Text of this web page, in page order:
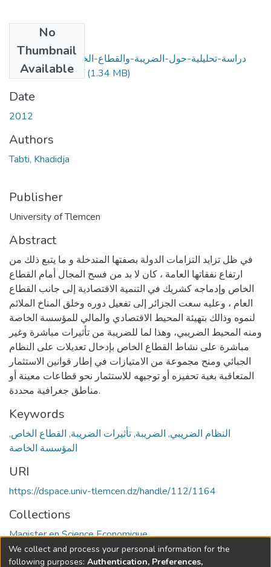
No
Thumbnail
Available
دراسة-تحليلية-حول-الضريبة-والقطاع-الخاص-"دراسة-حالة-
ولاية-تلمسان-".pdf (1.34 MB)
Date
2012
Authors
Tabti, Khadidja
Publisher
University of Tlemcen
Abstract
في ظل تزايد التزامات الدولة بصفتها المتدخلة و ما يتبع ذلك من
ارتفاع نفقاتها العامة ، كان لا بد من فسح المجال أمام القطاع
الخاص وإدماجه كشريك في التنمية الاقتصادية إلى جانب القطاع
العام ، وعليه سعت الجزائر إلى تفعيل دوره وخلق المناخ الملائم
لنموه وذالك بتهيئة المحيط الاقتصادي والمالي للمؤسسة الخاصة
ومنه المحيط الضريبي، وهذا لما للضريبة من تأثيرات مباشرة وغير
مباشرة على نشاط القطاع الخاص بإدخال تعديلات على النظام
الجبائي ومنح مجموعة من الامتيازات في إطار قوانين الاستثمار
المتعاقبة بغية تحفيزه أو توجيهه للاستثمار نحو قطاعات معينة أو
مناطق جغرافية محددة.
Keywords
النظام الضريبي, الضريبة, تأثيرات الضريبة, القطاع الخاص,
المؤسسة الخاصة
URI
https://dspace.univ-tlemcen.dz/handle/112/1164
Collections
Magister en Science Economique
Full item page
We collect and process your personal information for the
following purposes: Authentication, Preferences,